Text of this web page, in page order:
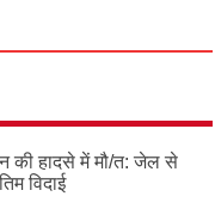
की हादसे में मौ/त: जेल से
विदाई